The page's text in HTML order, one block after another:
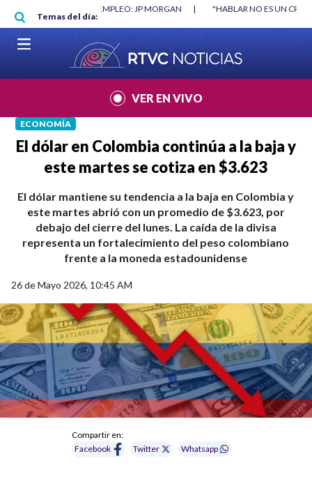
Pasar al contenido principal
Temas del día:
"HABLAR NO ES UN CRIMEN": CARTA DE BETO CORAL |
VER EN VIVO
ECONOMÍA
El dólar en Colombia continúa a la baja y
este martes se cotiza en $3.623
El dólar mantiene su tendencia a la baja en Colombia y
este martes abrió con un promedio de $3.623, por
debajo del cierre del lunes. La caída de la divisa
representa un fortalecimiento del peso colombiano
frente a la moneda estadounidense
26 de Mayo 2026, 10:45 AM
Compartir en:
Facebook
Twitter Whatsapp